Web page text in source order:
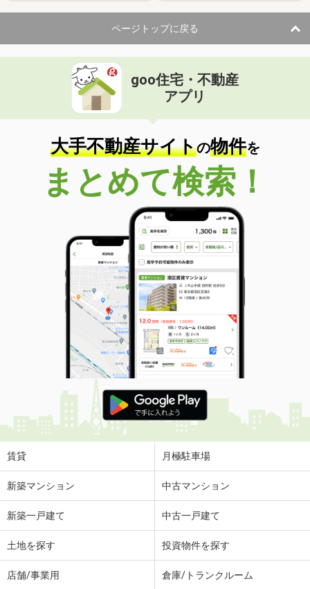
ページトップに戻る
goo住宅・不動産
アプリ
大手不動産サイトの物件を
まとめて検索！
賃貸 月極駐車場
新築マンション 中古マンション
新築一戸建て 中古一戸建て
土地を探す 投資物件を探す
店舗/事業用 倉庫/トランクルーム